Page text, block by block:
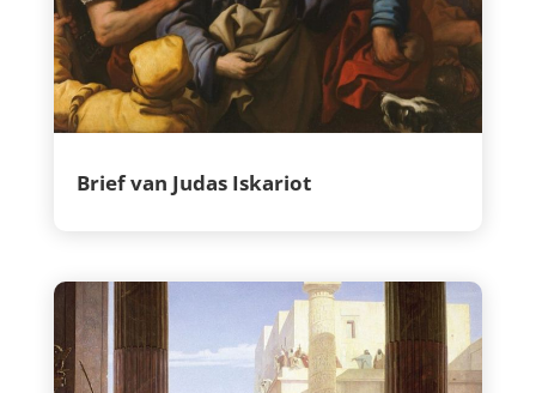
Brief van Judas Iskariot